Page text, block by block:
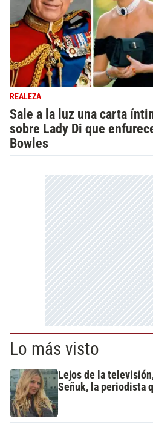
REALEZA
Sale a la luz una carta
sobre Lady Di que
Bowles
Lo más visto
Lejos de la
Señuk, la periodista